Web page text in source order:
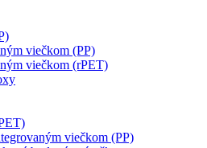
viečkom (PP)
viečkom (rPET)
viečkom (PP)